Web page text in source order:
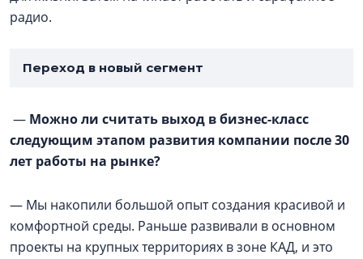
радио.
Переход в новый сегмент
— Можно ли считать выход в бизнес-класс
следующим этапом развития компании после 30
лет работы на рынке?
— Мы накопили большой опыт создания красивой и
комфортной среды. Раньше развивали в основном
проекты на крупных территориях в зоне КАД, и это